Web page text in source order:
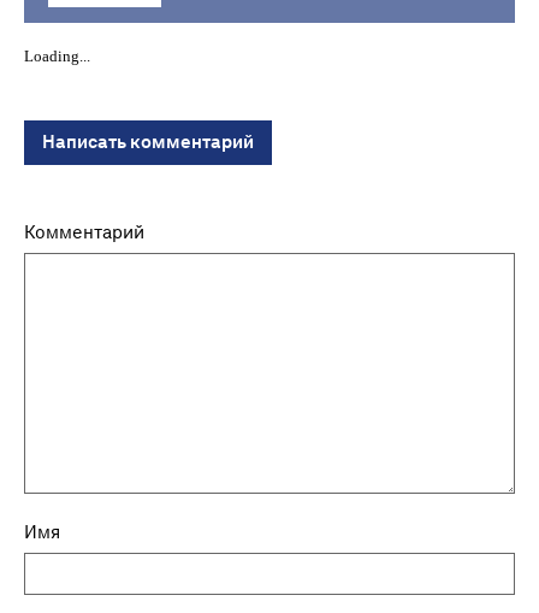
Loading...
Написать комментарий
Комментарий
Имя